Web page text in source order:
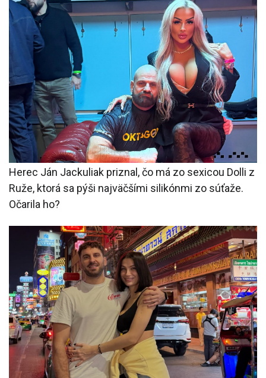
Herec Ján Jackuliak priznal, čo má zo sexicou Dolli z
Ruže, ktorá sa pýši najväčšími silikónmi zo súťaže.
Očarila ho?